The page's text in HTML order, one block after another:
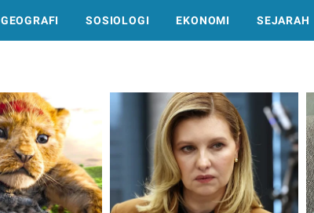
GEOGRAFI SOSIOLOGI EKONOMI SEJARAH